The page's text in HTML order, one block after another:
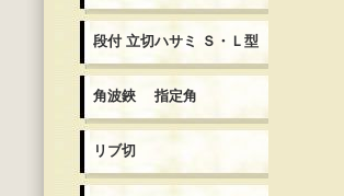
段付 立切ハサミ Ｓ・Ｌ型
角波鋏 指定角
リブ切